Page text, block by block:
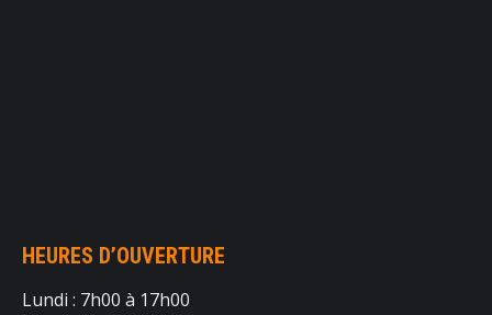
HEURES D’OUVERTURE
Lundi : 7h00 à 17h00